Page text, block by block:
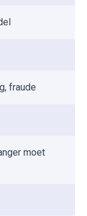
fraude
moet